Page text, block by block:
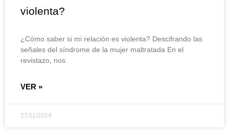
violenta?
¿Cómo saber si mi relación es violenta? Descifrando las
señales del síndrome de la mujer maltratada En el
revistazo, nos
VER »
27/11/2024